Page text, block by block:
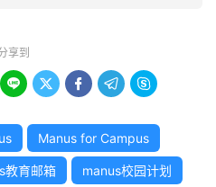
享到
    
Manus for Campus
教育邮箱 manus校园计划